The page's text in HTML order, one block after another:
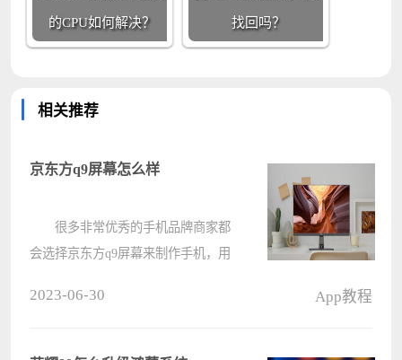
的CPU如何解决？ 找回吗？
相关推荐
京东方q9屏幕怎么样
很多非常优秀的手机品牌商家都
会选择京东方q9屏幕来制作手机，用
2023-06-30 App教程